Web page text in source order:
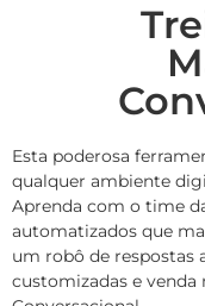
Esta poderosa
qualquer ambiente
Aprenda com o time
automatizados que
um robô de respostas
customizadas e